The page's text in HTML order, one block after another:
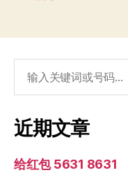
索：
近期文章
给红包 5631 8631